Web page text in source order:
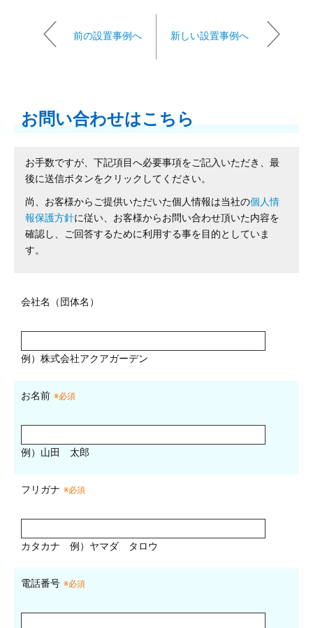
前の設置事例へ 新しい設置事例へ
お問い合わせはこちら
お手数ですが、下記項目へ必要事項をご記入いただき、最
後に送信ボタンをクリックしてください。
尚、お客様からご提供いただいた個人情報は当社の個人情
報保護方針に従い、お客様からお問い合わせ頂いた内容を
確認し、ご回答するために利用する事を目的としていま
す。
会社名（団体名）
例）株式会社アクアガーデン
お名前 ※必須
例）山田 太郎
フリガナ ※必須
カタカナ 例）ヤマダ タロウ
電話番号 ※必須